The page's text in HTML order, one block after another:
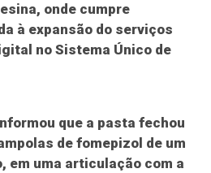
onde cumpre
à expansão do serviços
no Sistema Único de
que a pasta fechou
de fomepizol de um
em uma articulação com a